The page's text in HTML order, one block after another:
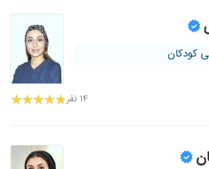
کودکان
۱۴ نفر